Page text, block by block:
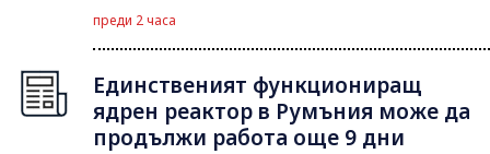
преди 2 часа
Единственият функциониращ
ядрен реактор в Румъния може да
продължи работа още 9 дни